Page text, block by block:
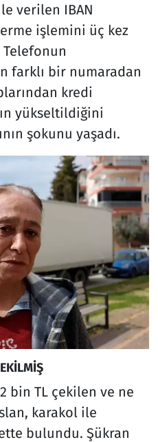
verilen IBAN
işlemini üç kez
farklı bir numaradan
kredi
yükseltildiğini
şokunu yaşadı.
bin TL çekilen ve ne
karakol ile
bulundu. Şükran